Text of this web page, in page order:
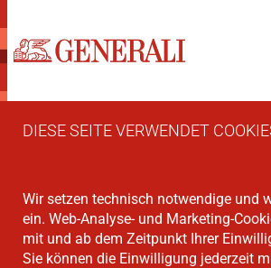
DIESE SEITE VERWENDET
Wir setzen technisch notwendige und
ein. Web-Analyse- und Marketing-
mit und ab dem Zeitpunkt Ihrer
Sie können die Einwilligung jederzeit